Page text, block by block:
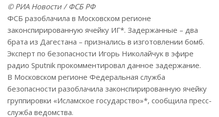
© РИА Новости / ФСБ РФ
ФСБ разоблачила в Московском регионе
законспирированную ячейку ИГ*. Задержанные – два
брата из Дагестана – признались в изготовлении бомб.
Эксперт по безопасности Игорь Николайчук в эфире
радио Sputnik прокомментировал данное задержание.
В Московском регионе Федеральная служба
безопасности разоблачила законспирированную ячейку
группировки «Исламское государство»*, сообщила пресс-
служба ведомства.